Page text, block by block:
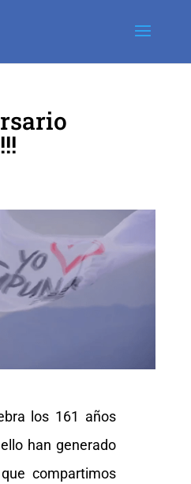
los 161 años
han generado
compartimos